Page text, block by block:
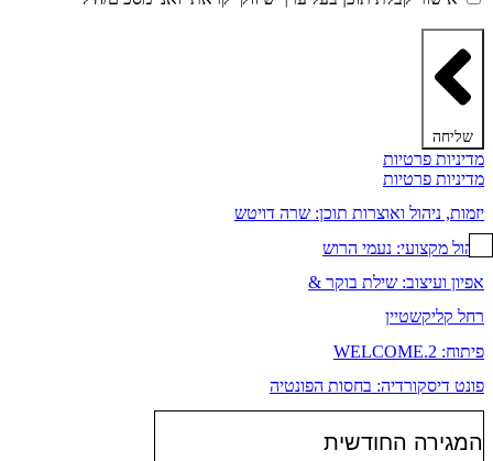
שליחה
מדיניות פרטיות
מדיניות פרטיות
יזמות, ניהול ואוצרות תוכן: שרה דויטש
ניהול מקצועי: נעמי הרוש
אפיון ועיצוב: שילת בוקר &
רחל קליקשטיין
פיתוח: WELCOME.2
פונט דיסקורדיה: בחסות הפונטיה
המגירה החודשית